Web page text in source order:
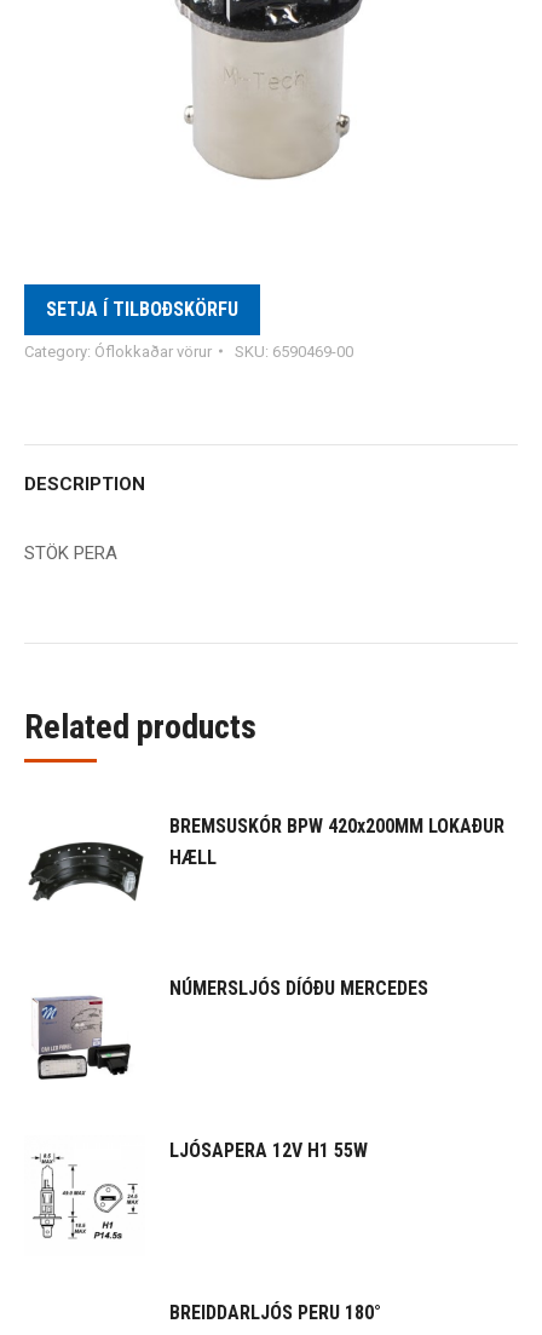
SETJA Í TILBOÐSKÖRFU
Category: Óflokkaðar vörur SKU: 6590469-00
DESCRIPTION
STÖK PERA
Related products
BREMSUSKÓR BPW 420x200MM LOKAÐUR
HÆLL
NÚMERSLJÓS DÍÓÐU MERCEDES
LJÓSAPERA 12V H1 55W
BREIDDARLJÓS PERU 180°